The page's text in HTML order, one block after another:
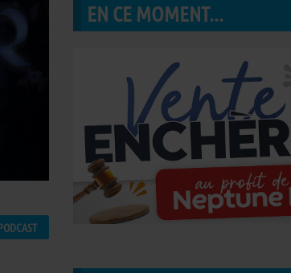
EN CE MOMENT...